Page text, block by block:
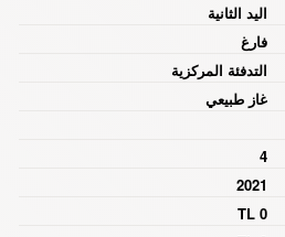
اليد الثانية
فارغ
التدفئة المركزية
غاز طبيعي
4
2021
0 TL